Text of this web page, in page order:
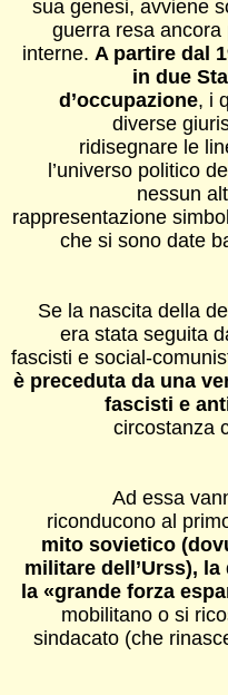
sua genesi, avviene
guerra resa
interne. A partire dal
in due
d’occupazione, i
diverse
ridisegnare le
l’universo politico
nessun
rappresentazione
che si sono date
Se la nascita della
era stata seguita
fascisti e social-
è preceduta da una
fascisti e
circostanza
Ad essa
riconducono al
mito sovietico
militare dell’Urss),
la «grande forza
mobilitano o si
sindacato (che